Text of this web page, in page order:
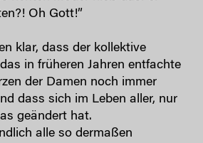
Oh Gott!”
klar, dass der kollektive
in früheren Jahren entfachte
der Damen noch immer
dass sich im Leben aller, nur
geändert hat.
alle so dermaßen